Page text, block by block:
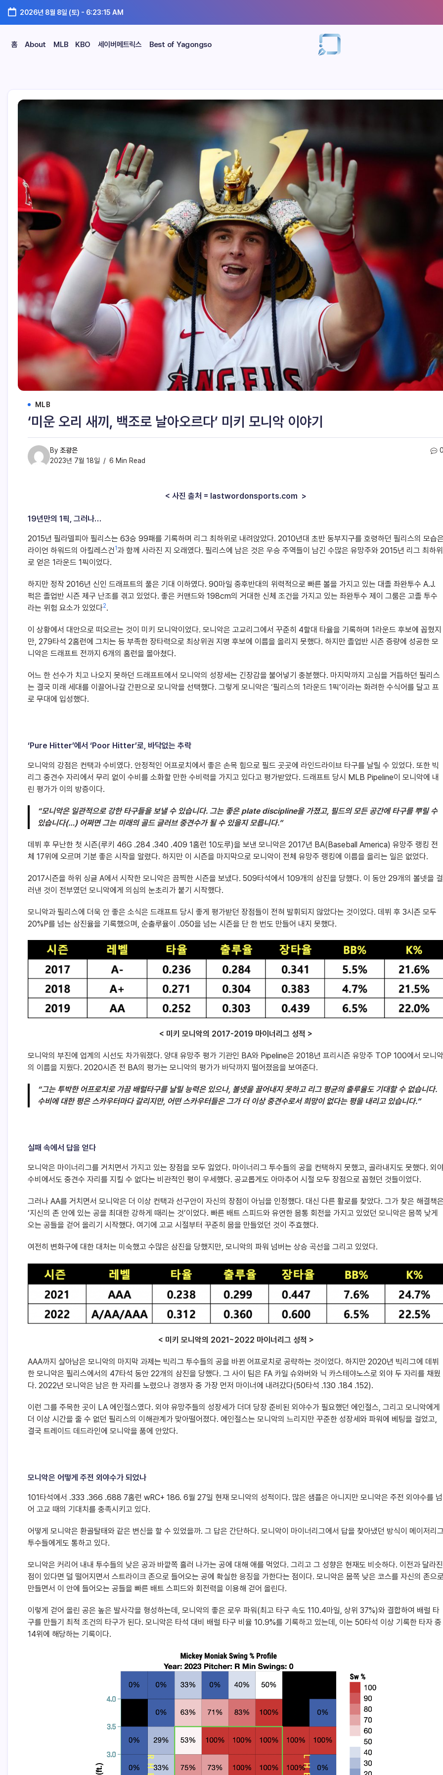
2026년 8월 8일 (토) - 6:23:16 AM
홈 About MLB KBO 세이버메트릭스 Best of Yagongso
MLB
‘미운 오리 새끼, 백조로 날아오르다’ 미키 모니악 이야기
By 조광은
2023년 7월 18일
6 Min Read
< 사진 출처 = lastwordonsports.com >
19년만의 1픽, 그러나…
2015년 필라델피아 필리스는 63승 99패를 기록하며 리그 최하위로 내려앉았다. 2010년대 초반 동부지구를 호령하던 필리스의 모습
라이언 하워드의 아킬레스건1과 함께 사라진 지 오래였다. 필리스에 남은 것은 우승 주역들이 남긴 수많은 유망주와 2015년 리그 최하위
로 얻은 1라운드 1픽이었다.
하지만 정작 2016년 신인 드래프트의 풀은 기대 이하였다. 90마일 중후반대의 위력적으로 빠른 볼을 가지고 있는 대졸 좌완투수 A.J.
퍽은 졸업반 시즌 제구 난조를 겪고 있었다. 좋은 커맨드와 198cm의 거대한 신체 조건을 가지고 있는 좌완투수 제이 그룸은 고졸 투수
라는 위험 요소가 있었다2.
이 상황에서 대안으로 떠오르는 것이 미키 모니악이었다. 모니악은 고교리그에서 꾸준히 4할대 타율을 기록하며 1라운드 후보에 꼽혔지
만, 279타석 2홈런에 그치는 등 부족한 장타력으로 최상위권 지명 후보에 이름을 올리지 못했다. 하지만 졸업반 시즌 증량에 성공한 모
니악은 드래프트 전까지 6개의 홈런을 몰아쳤다.
어느 한 선수가 치고 나오지 못하던 드래프트에서 모니악의 성장세는 긴장감을 불어넣기 충분했다. 마지막까지 고심을 거듭하던 필리스
는 결국 미래 세대를 이끌어나갈 간판으로 모니악을 선택했다. 그렇게 모니악은 ‘필리스의 1라운드 1픽’이라는 화려한 수식어를 달고 프
로 무대에 입성했다.
‘Pure Hitter’에서 ‘Poor Hitter’로, 바닥없는 추락
모니악의 강점은 컨택과 수비였다. 안정적인 어프로치에서 좋은 손목 힘으로 필드 곳곳에 라인드라이브 타구를 날릴 수 있었다. 또한 빅
리그 중견수 자리에서 무리 없이 수비를 소화할 만한 수비력을 가지고 있다고 평가받았다. 드래프트 당시 MLB Pipeline이 모니악에 내
린 평가가 이의 방증이다.
“모니악은 일관적으로 강한타구들을보낼수 있습니다. 그는 좋은 plate discipline을 가졌고, 필드의모든 공간에타구를 뿌릴수
있습니다(…) 어쩌면 그는 미래의 골드 글러브 중견수가 될수 있을지모릅니다.”
데뷔 후 무난한 첫 시즌(루키 46G .284 .340 .409 1홈런 10도루)을 보낸 모니악은 2017년 BA(Baseball America) 유망주 랭킹 전
체 17위에 오르며 기분 좋은 시작을 알렸다. 하지만 이 시즌을 마지막으로 모니악이 전체 유망주 랭킹에 이름을 올리는 일은 없었다.
2017시즌을 하위 싱글 A에서 시작한 모니악은 끔찍한 시즌을 보냈다. 509타석에서 109개의 삼진을 당했다. 이 동안 29개의 볼넷을 걸
러낸 것이 전부였던 모니악에게 의심의 눈초리가 붙기 시작했다.
모니악과 필리스에 더욱 안 좋은 소식은 드래프트 당시 좋게 평가받던 장점들이 전혀 발휘되지 않았다는 것이었다. 데뷔 후 3시즌 모두
20%P를 넘는 삼진율을 기록했으며, 순출루율이 .050을 넘는 시즌을 단 한 번도 만들어 내지 못했다.
< 미키 모니악의 2017-2019 마이너리그 성적 >
모니악의 부진에 업계의 시선도 차가워졌다. 양대 유망주 평가 기관인 BA와 Pipeline은 2018년 프리시즌 유망주 TOP 100에서 모니악
의 이름을 지웠다. 2020시즌 전 BA의 평가는 모니악의 평가가 바닥까지 떨어졌음을 보여준다.
“그는 투박한 어프로치로 가끔 배럴타구를 날릴능력은 있으나, 볼넷을 끌어내지 못하고 리그 평균의 출루율도 기대할수 없습니다.
수비에대한 평은스카우터마다 갈리지만, 어떤스카우터들은그가더 이상중견수로서희망이 없다는 평을 내리고 있습니다.”
실패 속에서 답을 얻다
모니악은 마이너리그를 거치면서 가지고 있는 장점을 모두 잃었다. 마이너리그 투수들의 공을 컨택하지 못했고, 골라내지도 못했다. 외
수비에서도 중견수 자리를 지킬 수 없다는 비관적인 평이 우세했다. 공교롭게도 아마추어 시절 모두 장점으로 꼽혔던 것들이었다.
그러나 AA를 거치면서 모니악은 더 이상 컨택과 선구안이 자신의 장점이 아님을 인정했다. 대신 다른 활로를 찾았다. 그가 찾은 해결책
‘지신의 존 안에 있는 공을 최대한 강하게 때리는 것’이었다. 빠른 배트 스피드와 유연한 몸통 회전을 가지고 있었던 모니악은 몸쪽 낮게
오는 공들을 걷어 올리기 시작했다. 여기에 고교 시절부터 꾸준히 몸을 만들었던 것이 주효했다.
여전히 변화구에 대한 대처는 미숙했고 수많은 삼진을 당했지만, 모니악의 파워 넘버는 상승 곡선을 그리고 있었다.
< 미키 모니악의 2021~2022 마이너리그 성적 >
AAA까지 살아남은 모니악의 마지막 과제는 빅리그 투수들의 공을 바뀐 어프로치로 공략하는 것이었다. 하지만 2020년 빅리그에 데뷔
한 모니악은 필리스에서의 47타석 동안 22개의 삼진을 당했다. 그 사이 팀은 FA 카일 슈와버와 닉 카스테야노스로 외야 두 자리를 채웠
다. 2022년 모니악은 남은 한 자리를 노렸으나 경쟁자 중 가장 먼저 마이너에 내려갔다(50타석 .130 .184 .152).
이런 그를 주목한 곳이 LA 에인절스였다. 외야 유망주들의 성장세가 더뎌 당장 준비된 외야수가 필요했던 에인절스, 그리고 모니악에게
더 이상 시간을 줄 수 없던 필리스의 이해관계가 맞아떨어졌다. 에인절스는 모니악의 느리지만 꾸준한 성장세와 파워에 베팅을 걸었고,
결국 트레이드 데드라인에 모니악을 품에 안았다.
모니악은 어떻게 주전 외야수가 되었나
101타석에서 .333 .366 .688 7홈런 wRC+ 186. 6월 27일 현재 모니악의 성적이다. 많은 샘플은 아니지만 모니악은 주전 외야수를 넘
어 고교 때의 기대치를 충족시키고 있다.
어떻게 모니악은 환골탈태와 같은 변신을 할 수 있었을까. 그 답은 간단하다. 모니악이 마이너리그에서 답을 찾아냈던 방식이 메이저리
투수들에게도 통하고 있다.
모니악은 커리어 내내 투수들의 낮은 공과 바깥쪽 흘러 나가는 공에 대해 애를 먹었다. 그리고 그 성향은 현재도 비슷하다. 이전과 달라진
점이 있다면 덜 떨어지면서 스트라이크 존으로 들어오는 공에 확실한 응징을 가한다는 점이다. 모니악은 몸쪽 낮은 코스를 자신의 존으
만들면서 이 안에 들어오는 공들을 빠른 배트 스피드와 회전력을 이용해 걷어 올린다.
이렇게 걷어 올린 공은 높은 발사각을 형성하는데, 모니악의 좋은 로우 파워(최고 타구 속도 110.4마일, 상위 37%)와 결합하여 배럴 타
구를 만들기 최적 조건의 타구가 된다. 모니악은 타석 대비 배럴 타구 비율 10.9%를 기록하고 있는데, 이는 50타석 이상 기록한 타자 중
14위에 해당하는 기록이다.